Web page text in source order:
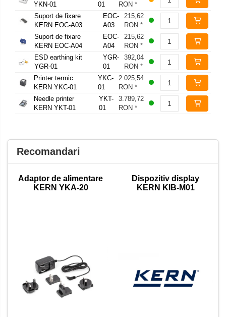
YKN-01
01
RON *
Suport de fixare
KERN EOC-A03
EOC-
A03
215,62
RON *
Suport de fixare
KERN EOC-A04
EOC-
A04
215,62
RON *
ESD earthing kit
YGR-01
YGR-
01
392,04
RON *
Printer termic
KERN YKC-01
YKC-
01
2.025,54
RON *
Needle printer
KERN YKT-01
YKT-
01
3.789,72
RON *
Recomandari
Adaptor de alimentare
KERN YKA-20
Dispozitiv display
KERN KIB-M01